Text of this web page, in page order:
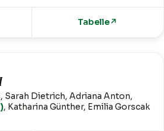
Tabelle↗
Sarah Dietrich, Adriana Anton,
, Katharina Günther, Emilia Gorscak